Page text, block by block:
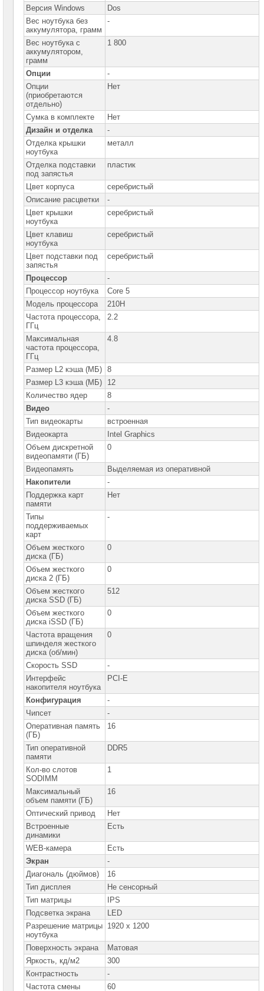
Ноутбуки
Asus
Zenbook
Ноутбуки
Asus
ExpertBook
Ноутбуки
Asus
VivoBook
►
Ноутбуки
Asus
ROG
Ноутбуки
Asus
TUF
Ноутбуки
Asus
D
M
Ноутбуки
Asus
X
Ноутбуки
Dell
Ноутбуки
HP
Ноутбуки
Huawei
Ноутбуки
Lenovo
Ноутбуки
Samsung
Ноутбуки
Gigabyte
Моноблоки
Brand
Name
Компьютеры
Brand
Name
Принтеры
плоттеры
МФУ
Серверы
Brand
Name
Пассивное
сетевое
оборудование
Активное
сетевое
оборудование
СХД
системы
хранения
данных
Компоненты
компьютеров
Компоненты
серверов
Источники
бесперебойного
питания
Российское
ПО
Программное
обеспечение
Термошкафы
IP
PROM
Специальные
цены
Версия Windows
Dos
Вес ноутбука без
аккумулятора, грамм
-
Вес ноутбука с
аккумулятором,
грамм
1 800
Опции
-
Опции
(приобретаются
отдельно)
Нет
Сумка в комплекте
Нет
Дизайн и отделка
-
Отделка крышки
ноутбука
металл
Отделка подставки
под запястья
пластик
Цвет корпуса
серебристый
Описание расцветки
-
Цвет крышки
ноутбука
серебристый
Цвет клавиш
ноутбука
серебристый
Цвет подставки под
запястья
серебристый
Процессор
-
Процессор ноутбука
Core 5
Модель процессора
210H
Частота процессора,
ГГц
2.2
Максимальная
частота процессора,
ГГц
4.8
Размер L2 кэша (МБ)
8
Размер L3 кэша (МБ)
12
Количество ядер
8
Видео
-
Тип видеокарты
встроенная
Видеокарта
Intel Graphics
Объем дискретной
видеопамяти (ГБ)
0
Видеопамять
Выделяемая из оперативной
Накопители
-
Поддержка карт
памяти
Нет
Типы
поддерживаемых
карт
-
Объем жесткого
диска (ГБ)
0
Объем жесткого
диска 2 (ГБ)
0
Объем жесткого
диска SSD (ГБ)
512
Объем жесткого
диска iSSD (ГБ)
0
Частота вращения
шпинделя жесткого
диска (об/мин)
0
Скорость SSD
-
Интерфейс
накопителя ноутбука
PCI-E
Конфигурация
-
Чипсет
-
Оперативная память
(ГБ)
16
Тип оперативной
памяти
DDR5
Кол-во слотов
SODIMM
1
Максимальный
объем памяти (ГБ)
16
Оптический привод
Нет
Встроенные
динамики
Есть
WEB-камера
Есть
Экран
-
Диагональ (дюймов)
16
Тип дисплея
Не сенсорный
Тип матрицы
IPS
Подсветка экрана
LED
Разрешение матрицы
ноутбука
1920 x 1200
Поверхность экрана
Матовая
Яркость, кд/м2
300
Контрастность
-
Частота смены
60